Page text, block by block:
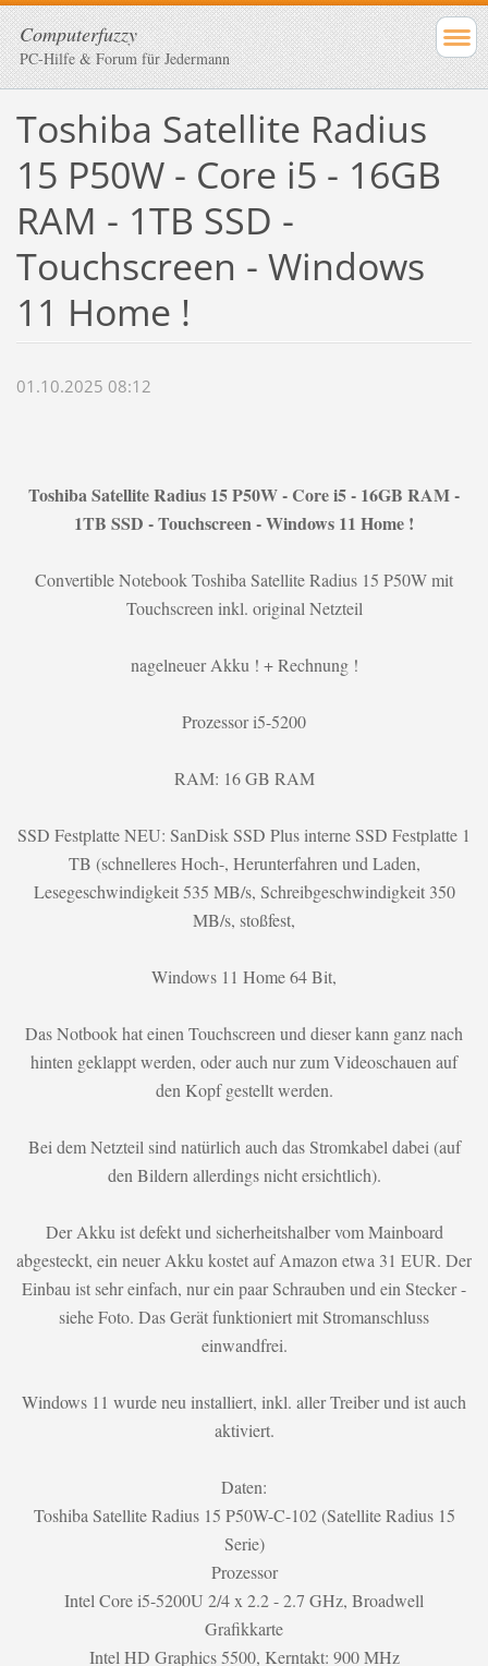
Computerfuzzy
PC-Hilfe & Forum für Jedermann
Toshiba Satellite Radius
15 P50W - Core i5 - 16GB
RAM - 1TB SSD -
Touchscreen - Windows
11 Home !
01.10.2025 08:12
Toshiba Satellite Radius 15 P50W - Core i5 - 16GB RAM -
1TB SSD - Touchscreen - Windows 11 Home !
Convertible Notebook Toshiba Satellite Radius 15 P50W mit
Touchscreen inkl. original Netzteil
nagelneuer Akku ! + Rechnung !
Prozessor i5-5200
RAM: 16 GB RAM
SSD Festplatte NEU: SanDisk SSD Plus interne SSD Festplatte 1
TB (schnelleres Hoch-, Herunterfahren und Laden,
Lesegeschwindigkeit 535 MB/s, Schreibgeschwindigkeit 350
MB/s, stoßfest,
Windows 11 Home 64 Bit,
Das Notbook hat einen Touchscreen und dieser kann ganz nach
hinten geklappt werden, oder auch nur zum Videoschauen auf
den Kopf gestellt werden.
Bei dem Netzteil sind natürlich auch das Stromkabel dabei (auf
den Bildern allerdings nicht ersichtlich).
Der Akku ist defekt und sicherheitshalber vom Mainboard
abgesteckt, ein neuer Akku kostet auf Amazon etwa 31 EUR. Der
Einbau ist sehr einfach, nur ein paar Schrauben und ein Stecker -
siehe Foto. Das Gerät funktioniert mit Stromanschluss
einwandfrei.
Windows 11 wurde neu installiert, inkl. aller Treiber und ist auch
aktiviert.
Daten:
Toshiba Satellite Radius 15 P50W-C-102 (Satellite Radius 15
Serie)
Prozessor
Intel Core i5-5200U 2/4 x 2.2 - 2.7 GHz, Broadwell
Grafikkarte
Intel HD Graphics 5500, Kerntakt: 900 MHz